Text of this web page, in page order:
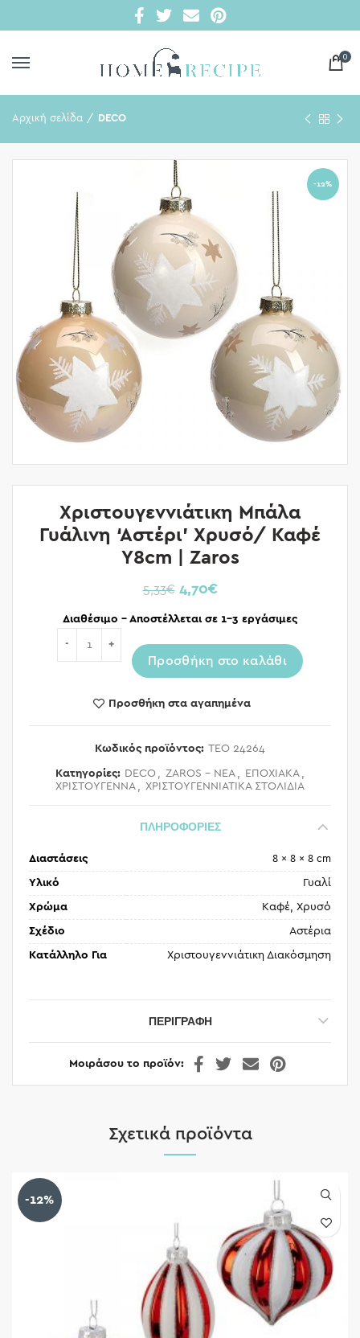
0
Αρχική σελίδα DECO
-12%
Χριστουγεννιάτικη Μπάλα
Γυάλινη ‘Αστέρι’ Χρυσό/ Καφέ
Υ8cm | Zaros
5,33€ 4,70€
Διαθέσιμο – Αποστέλλεται σε 1-3 εργάσιμες
Προσθήκη στο καλάθι
Προσθήκη στα αγαπημένα
Κωδικός προϊόντος: TEO 24264
Κατηγορίες: DECO , ZAROS - ΝΕΑ , ΕΠΟΧΙΑΚΑ ,
ΧΡΙΣΤΟΥΓΕΝΝΑ , ΧΡΙΣΤΟΥΓΕΝΝΙΑΤΙΚΑ ΣΤΟΛΙΔΙΑ
ΠΛΗΡΟΦΟΡΙΕΣ
Διαστάσεις 8 × 8 × 8 cm
Υλικό Γυαλί
Χρώμα Καφέ, Χρυσό
Σχέδιο Αστέρια
Κατάλληλο Για Χριστουγεννιάτικη Διακόσμηση
ΠΕΡΙΓΡΑΦΉ
Μοιράσου το προϊόν
Σχετικά προϊόντα
-12%